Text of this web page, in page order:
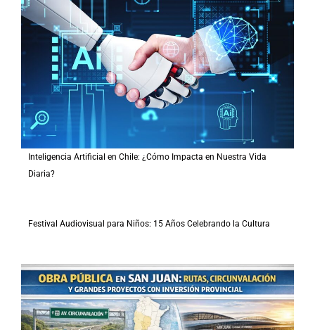
Inteligencia Artificial en Chile: ¿Cómo Impacta en Nuestra Vida
Diaria?
Festival Audiovisual para Niños: 15 Años Celebrando la Cultura